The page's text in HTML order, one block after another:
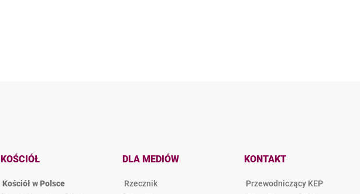
KOŚCIÓŁ
Kościół w Polsce
DLA MEDIÓW
Rzecznik
KONTAKT
Przewodniczący KEP